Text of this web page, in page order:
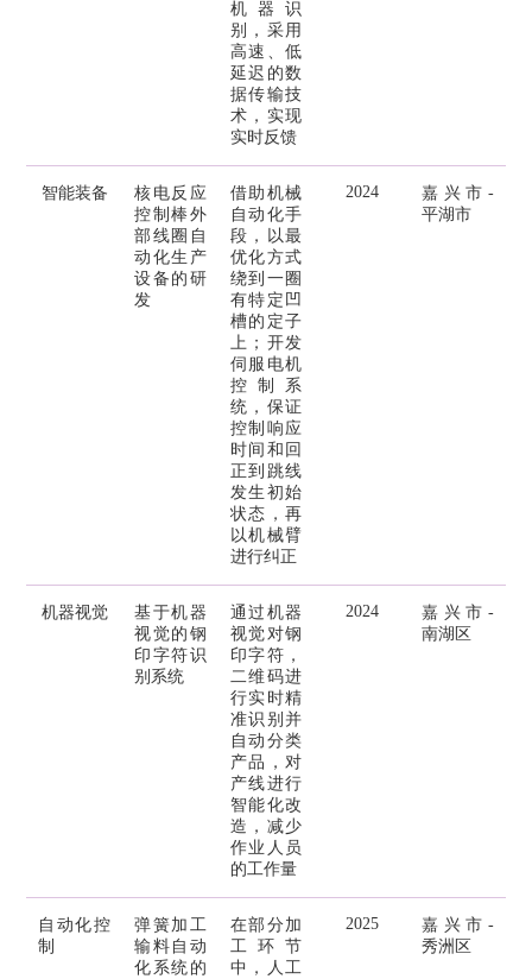
机器识
别，采用
高速、低
延迟的数
据传输技
术，实现
实时反馈
智能装备
核电反应
控制棒外
部线圈自
动化生产
设备的研
发
借助机械
自动化手
段，以最
优化方式
绕到一圈
有特定凹
槽的定子
上；开发
伺服电机
控制系
统，保证
控制响应
时间和回
正到跳线
发生初始
状态，再
以机械臂
进行纠正
2024
嘉兴市-
平湖市
机器视觉
基于机器
视觉的钢
印字符识
别系统
通过机器
视觉对钢
印字符，
二维码进
行实时精
准识别并
自动分类
产品，对
产线进行
智能化改
造，减少
作业人员
的工作量
2024
嘉兴市-
南湖区
自动化控
制
弹簧加工
输料自动
化系统的
在部分加
工环节
中，人工
2025
嘉兴市-
秀洲区